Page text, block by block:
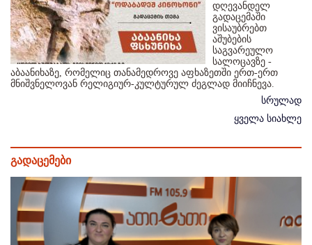
დღევანდელ
გადაცემაში
ვისაუბრებთ
აშუბების
საგვარეულო
სალოცავზე -
აბაანიხაზე, რომელიც თანამედროვე აფხაზეთში ერთ-ერთ
მნიშვნელოვან რელიგიურ-კულტურულ ძეგლად მიიჩნევა.
სრულად
ყველა სიახლე
გადაცემები